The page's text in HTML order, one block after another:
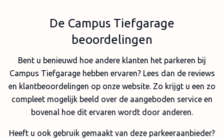
De Campus Tiefgarage
beoordelingen
Bent u benieuwd hoe andere klanten het parkeren bij
Campus Tiefgarage hebben ervaren? Lees dan de reviews
en klantbeoordelingen op onze website. Zo krijgt u een zo
compleet mogelijk beeld over de aangeboden service en
bovenal hoe dit ervaren wordt door anderen.
Heeft u ook gebruik gemaakt van deze parkeeraanbieder?